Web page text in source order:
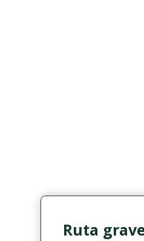
Ruta